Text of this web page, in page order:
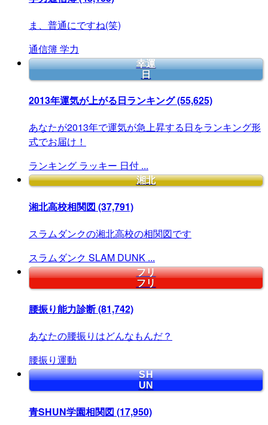
ま、普通にですね(笑)
通信簿学力
幸運
日
2013年運気が上がる日ランキング(55,625)
あなたが2013年で運気が急上昇する日をランキング形
式でお届け！
ランキング ラッキー 日付 ...
湘北
湘北高校相関図 (37,791)
スラムダンクの湘北高校の相関図です
スラムダンク SLAM DUNK ...
フリ
フリ
腰振り能力診断(81,742)
あなたの腰振りはどんなもんだ？
腰振り運動
SH
UN
青SHUN学園相関図 (17,950)